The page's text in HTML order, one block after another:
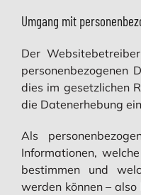
Umgang mit
Der
personenbezogenen
dies im gesetzlichen
die Datenerhebung
Als
Informationen,
bestimmen und
werden können –